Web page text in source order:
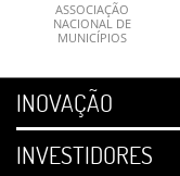
ASSOCIAÇÃO
NACIONAL DE
MUNICÍPIOS
INOVAÇÃO
INVESTIDORES